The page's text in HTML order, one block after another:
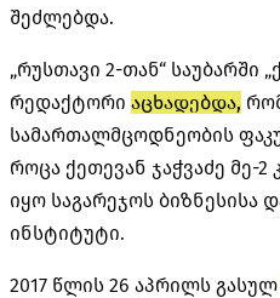
შეძლებდა.
„რუსთავი 2-თან“ საუბარში
რედაქტორი აცხადებდა,
სამართალმცოდნეობის
როცა ქეთევან ჯაჭვაძე მე-2
იყო საგარეჯოს ბიზნესისა
ინსტიტუტი.
2017 წლის 26 აპრილს გასულ